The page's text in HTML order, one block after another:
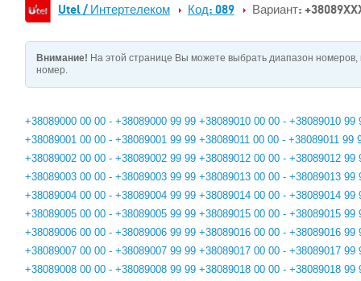
Utel / Интертелеком Код: 089 Вариант:
Внимание! На этой странице Вы можете выбрать диапазон
номер.
+38089000 00 00 - +38089000 99 99
+38089001 00 00 - +38089001 99 99
+38089002 00 00 - +38089002 99 99
+38089003 00 00 - +38089003 99 99
+38089004 00 00 - +38089004 99 99
+38089005 00 00 - +38089005 99 99
+38089006 00 00 - +38089006 99 99
+38089007 00 00 - +38089007 99 99
+38089008 00 00 - +38089008 99 99
+38089010 00 00 - +38089010 99
+38089011 00 00 - +38089011 99
+38089012 00 00 - +38089012 99
+38089013 00 00 - +38089013 99
+38089014 00 00 - +38089014 99
+38089015 00 00 - +38089015 99
+38089016 00 00 - +38089016 99
+38089017 00 00 - +38089017 99
+38089018 00 00 - +38089018 99